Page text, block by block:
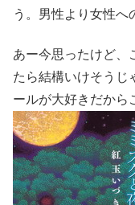
う。男性より女性へ
あー今思ったけど、
たら結構いけそうじ
ールが大好きだから